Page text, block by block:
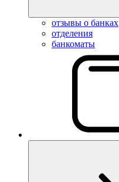
отзывы о банках
отделения
банкоматы